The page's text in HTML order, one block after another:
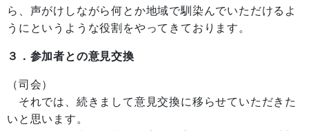
ら、声がけしながら何とか地域で馴染んでいただけるよ
うにというような役割をやってきております。
３．参加者との意見交換
（司会）
それでは、続きまして意見交換に移らせていただきた
いと思います。